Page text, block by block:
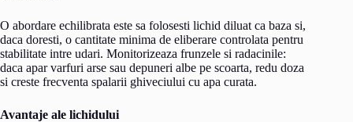
O abordare echilibrata este sa folosesti lichid diluat ca baza si,
daca doresti, o cantitate minima de eliberare controlata pentru
stabilitate intre udari. Monitorizeaza frunzele si radacinile:
daca apar varfuri arse sau depuneri albe pe scoarta, redu doza
si creste frecventa spalarii ghiveciului cu apa curata.
Avantaje ale lichidului